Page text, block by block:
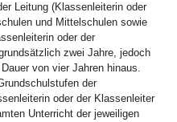
Leitung (Klassenleiterin oder
und Mittelschulen sowie
oder der
zwei Jahre, jedoch
von vier Jahren hinaus.
der
oder der Klassenleiter
Unterricht der jeweiligen